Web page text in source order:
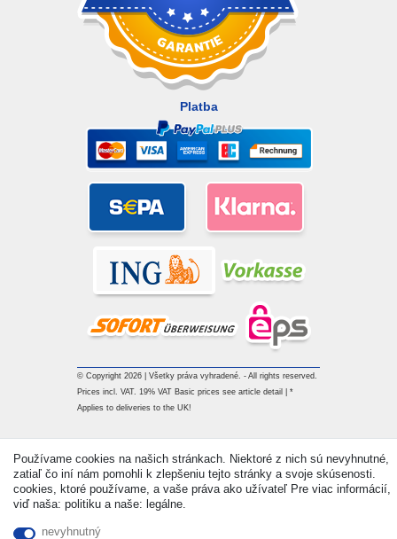
Platba
© Copyright 2026 | Všetky práva vyhradené. - All rights reserved.
Prices incl. VAT. 19% VAT Basic prices see article detail | *
Applies to deliveries to the UK!
Používame cookies na našich stránkach. Niektoré z nich sú nevyhnutné,
zatiaľ čo iní nám pomohli k zlepšeniu tejto stránky a svoje skúsenosti.
cookies, ktoré používame, a vaše práva ako užívateľ Pre viac informácií,
viď naša: politiku a naše: legálne.
nevyhnutný
Withdraw from contract here Kontakt